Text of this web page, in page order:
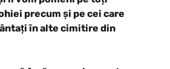
precum și pe cei care
în alte cimitire din